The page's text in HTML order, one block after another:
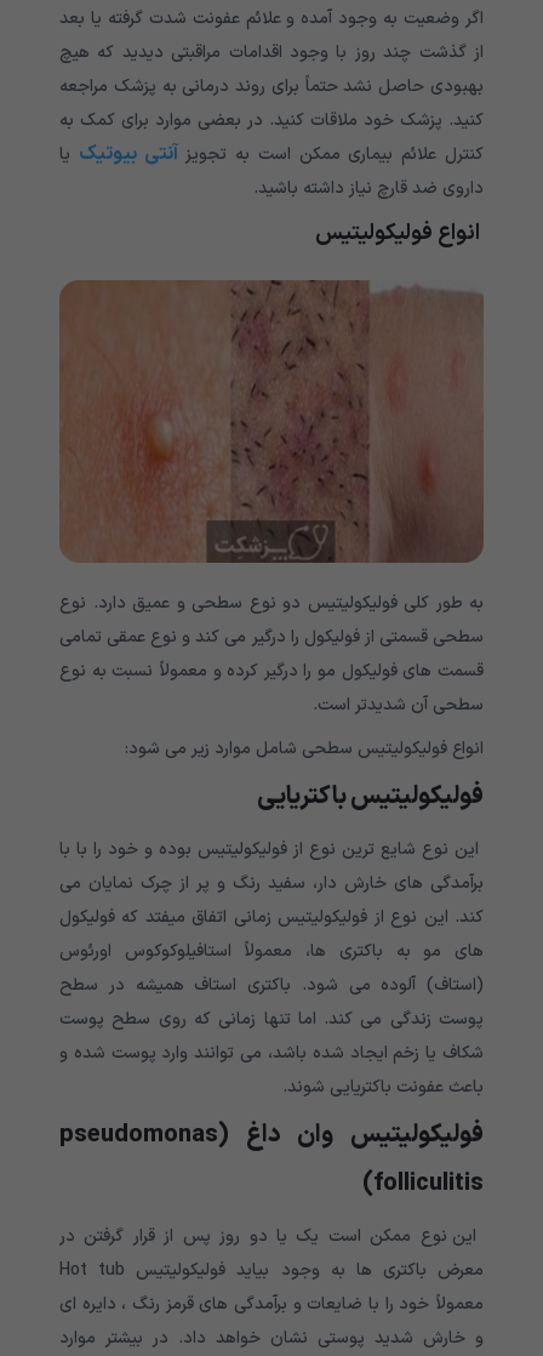
اگر وضعیت به وجود آمده و علائم عفونت شدت گرفته یا بعد
از گذشت چند روز با وجود اقدامات مراقبتی دیدید که هیچ
بهبودی حاصل نشد حتماً برای روند درمانی به پزشک مراجعه
کنید. پزشک خود ملاقات کنید. در بعضی موارد برای کمک به
کنترل علائم بیماری ممکن است به تجویزآنتی بیوتیک یا
داروی ضد قارچ نیاز داشته باشید.
انواع فولیکولیتیس
به طور کلی فولیکولیتیس دو نوع سطحی و عمیق دارد. نوع
سطحی قسمتی از فولیکول را درگیر می کند و نوع عمقی تمامی
قسمت های فولیکول مو را درگیر کرده و معمولاً نسبت به نوع
سطحی آن شدیدتر است.
انواع فولیکولیتیس سطحی شامل موارد زیر می شود:
فولیکولیتیس باکتریایی
این نوع شایع ترین نوع از فولیکولیتیس بوده و خود را با با
برآمدگی های خارش دار، سفید رنگ و پر از چرک نمایان می
کند. این نوع از فولیکولیتیس زمانی اتفاق میفتد که فولیکول
های مو به باکتری ها، معمولاً استافیلوکوکوس اورئوس
(استاف) آلوده می شود. باکتری استاف همیشه در سطح
پوست زندگی می کند. اما تنها زمانی که روی سطح پوست
شکاف یا زخم ایجاد شده باشد، می توانند وارد پوست شده و
باعث عفونت باکتریایی شوند.
فولیکولیتیس وان داغ
(pseudomonas
folliculitis)
این نوع ممکن است یک یا دو روز پس از قرار گرفتن در
معرض باکتری ها به وجود بیاید فولیکولیتیس Hot tub
معمولاً خود را با ضایعات و برآمدگی های قرمز رنگ ، دایره ای
و خارش شدید پوستی نشان خواهد داد. در بیشتر موارد